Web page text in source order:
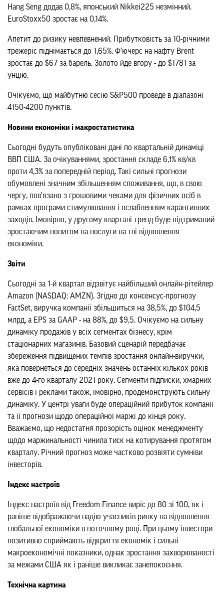
Hang Seng додав 0,8%, японський Nikkei225 незмінний.
EuroStoxx50 зростає на 0,14%.
Апетит до ризику невпевнений. Прибутковість за 10-річними
трежеріс піднімається до 1,65%. Ф'ючерс на нафту Brent
зростає до $67 за барель. Золото йде вгору - до $1781 за
унцію.
Очікуємо, що майбутню сесію S&P500 проведе в діапазоні
4150-4200 пунктів.
Новини економіки і макростатистика
Сьогодні будуть опубліковані дані по квартальній динаміці
ВВП США. За очікуваннями, зростання складе 6,1% кв/кв
проти 4,3% за попередній період. Такі сильні прогнози
обумовлені значним збільшенням споживання, що, в свою
чергу, пов'язано з грошовими чеками для фізичних осіб в
рамках програми стимулювання і ослабленням карантинних
заходів. Імовірно, у другому кварталі тренд буде підтриманий
зростаючим попитом на послуги на тлі відновлення
економіки.
Звіти
Сьогодні за 1-й квартал відзвітує найбільший онлайн-рітейлер
Amazon (NASDAQ: AMZN). Згідно до консенсус-прогнозу
FactSet, виручка компанії збільшиться на 38,5%, до $104,5
млрд, а EPS за GAAP - на 88%, до $9,5. Очікуємо на сильну
динаміку продажів у всіх сегментах бізнесу, крім
стаціонарних магазинів. Базовий сценарій передбачає
збереження підвищених темпів зростання онлайн-виручки,
яка повернеться до середніх значень останніх кількох років
вже до 4-го кварталу 2021 року. Сегменти підписки, хмарних
сервісів і реклами також, імовірно, продемонструють сильну
динаміку. У центрі уваги буде операційний прибуток компанії
та її прогнози щодо операційної маржі до кінця року.
Вважаємо, що недостатня прозорість оцінок менеджменту
щодо маржинальності чинила тиск на котирування протягом
кварталу. Річний прогноз може частково розвіяти сумніви
інвесторів.
Індекс настроїв
Індекс настроїв від Freedom Finance виріс до 80 зі 100, як і
раніше відображаючи надію учасників ринку на відновлення
глобальної економіки в поточному році. При цьому інвестори
позитивно сприймають відкриття економік і сильні
макроекономічні показники, однак зростання захворюваності
за межами США як і раніше викликає занепокоєння.
Технічна картина